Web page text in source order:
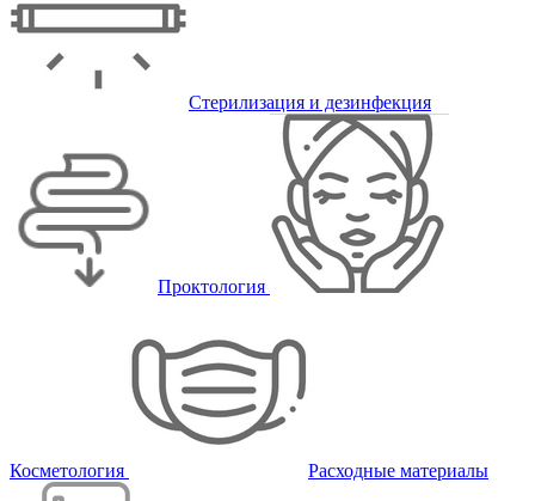
Стерилизация и дезинфекция
Проктология
Косметология Расходные материалы